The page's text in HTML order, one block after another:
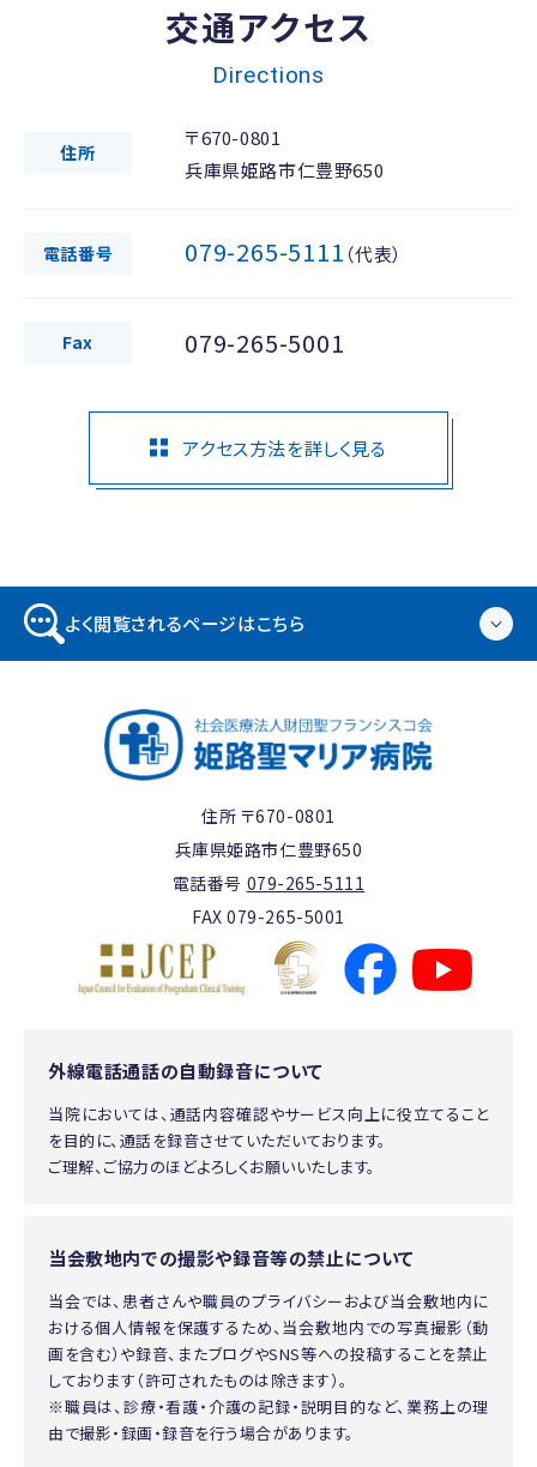
交通アクセス
Directions
住所
〒670-0801
兵庫県姫路市仁豊野650
電話番号 079-265-5111 （代表）
Fax 079-265-5001
アクセス方法を詳しく見る
よく閲覧されるページはこちら
住所 〒670-0801
兵庫県姫路市仁豊野650
電話番号 079-265-5111
FAX 079-265-5001
外線電話通話の自動録音について
当院においては、通話内容確認やサービス向上に役立てること
を目的に、通話を録音させていただいております。
ご理解、ご協力のほどよろしくお願いいたします。
当会敷地内での撮影や録音等の禁止について
当会では、患者さんや職員のプライバシーおよび当会敷地内に
おける個人情報を保護するため、当会敷地内での写真撮影（動
画を含む）や録音、またブログやSNS等への投稿することを禁止
しております（許可されたものは除きます）。
※職員は、診療・看護・介護の記録・説明目的など、業務上の理
由で撮影・録画・録音を行う場合があります。